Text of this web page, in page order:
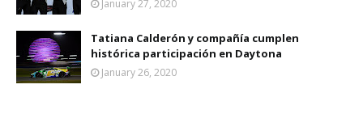
January 27, 2020
Tatiana Calderón y compañía cumplen
histórica participación en Daytona
January 26, 2020